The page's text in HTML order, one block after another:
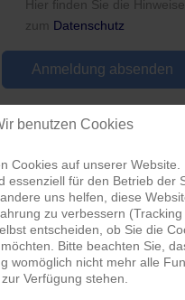
Hier finden Sie die Hinweise
zum Datenschutz
benutzen Cookies
Cookies auf unserer Website.
essenziell für den Betrieb der
uns helfen, diese
zu verbessern
entscheiden, ob Sie die
Bitte beachten Sie,
womöglich nicht mehr alle
Verfügung stehen.